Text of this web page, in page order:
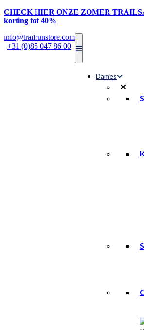
CHECK HIER ONZE ZOMER
korting tot 40%
info@trailrunstore.com
+31 (0)85 047 86 00
Dames